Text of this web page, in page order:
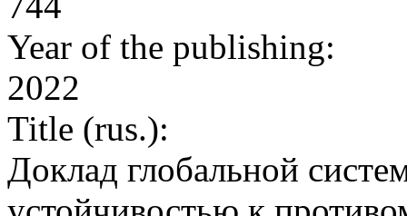
Year of the publishing:
2022
Title (rus.):
Доклад глобальной